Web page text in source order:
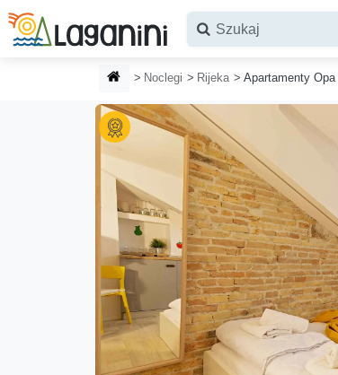
Przejdź do głównej treści
STRONA GŁÓWNA
Noclegi Rijeka Apartamenty Opa